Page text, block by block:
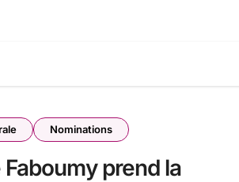
Nominations
prend la